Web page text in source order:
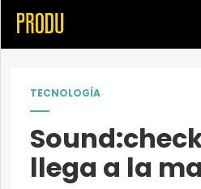
TECNOLOGÍA
llega a la